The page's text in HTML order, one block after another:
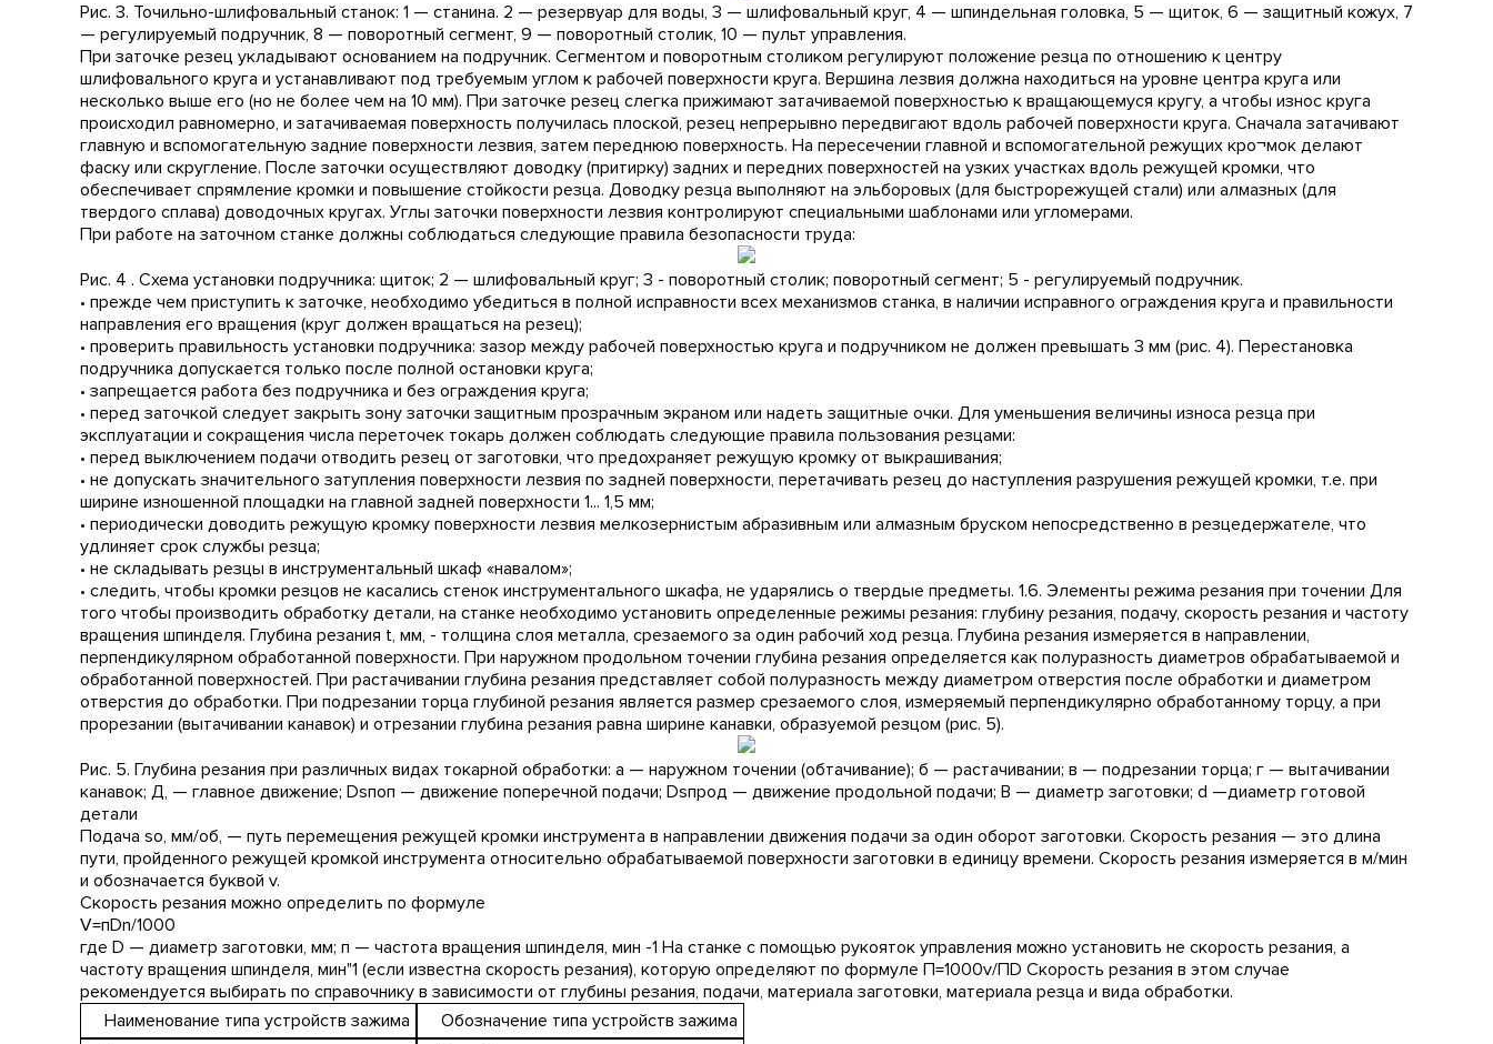
Рис. 3. Точильно-шлифовальный станок: 1 — станина. 2 — резервуар для воды, 3 — шлифовальный круг, 4 — шпиндельная головка, 5 — щиток, 6 — защитный кожух, 7
— регулируемый подручник, 8 — поворотный сегмент, 9 — поворотный столик, 10 — пульт управления.
При заточке резец укладывают основанием на подручник. Сегментом и поворотным столиком регулируют положение резца по отношению к центру
шлифовального круга и устанавливают под требуемым углом к рабочей поверхности круга. Вершина лезвия должна находиться на уровне центра круга или
несколько выше его (но не более чем на 10 мм). При заточке резец слегка прижимают затачиваемой поверхностью к вращающемуся кругу, а чтобы износ круга
происходил равномерно, и затачиваемая поверхность получилась плоской, резец непрерывно передвигают вдоль рабочей поверхности круга. Сначала затачивают
главную и вспомогательную задние поверхности лезвия, затем переднюю поверхность. На пересечении главной и вспомогательной режущих кро¬мок делают
фаску или скругление. После заточки осуществляют доводку (притирку) задних и передних поверхностей на узких участках вдоль режущей кромки, что
обеспечивает спрямление кромки и повышение стойкости резца. Доводку резца выполняют на эльборовых (для быстрорежущей стали) или алмазных (для
твердого сплава) доводочных кругах. Углы заточки поверхности лезвия контролируют специальными шаблонами или угломерами.
При работе на заточном станке должны соблюдаться следующие правила безопасности труда:
Рис. 4 . Схема установки подручника: щиток; 2 — шлифовальный круг; 3 - поворотный столик; поворотный сегмент; 5 - регулируемый подручник.
• прежде чем приступить к заточке, необходимо убедиться в полной исправности всех механизмов станка, в наличии исправного ограждения круга и правильности
направления его вращения (круг должен вращаться на резец);
• проверить правильность установки подручника: зазор между рабочей поверхностью круга и подручником не должен превышать 3 мм (рис. 4). Перестановка
подручника допускается только после полной остановки круга;
• запрещается работа без подручника и без ограждения круга;
• перед заточкой следует закрыть зону заточки защитным прозрачным экраном или надеть защитные очки. Для уменьшения величины износа резца при
эксплуатации и сокращения числа переточек токарь должен соблюдать следующие правила пользования резцами:
• перед выключением подачи отводить резец от заготовки, что предохраняет режущую кромку от выкрашивания;
• не допускать значительного затупления поверхности лезвия по задней поверхности, перетачивать резец до наступления разрушения режущей кромки, т.е. при
ширине изношенной площадки на главной задней поверхности 1... 1,5 мм;
• периодически доводить режущую кромку поверхности лезвия мелкозернистым абразивным или алмазным бруском непосредственно в резцедержателе, что
удлиняет срок службы резца;
• не складывать резцы в инструментальный шкаф «навалом»;
• следить, чтобы кромки резцов не касались стенок инструментального шкафа, не ударялись о твердые предметы. 1.6. Элементы режима резания при точении Для
того чтобы производить обработку детали, на станке необходимо установить определенные режимы резания: глубину резания, подачу, скорость резания и частоту
вращения шпинделя. Глубина резания t, мм, - толщина слоя металла, срезаемого за один рабочий ход резца. Глубина резания измеряется в направлении,
перпендикулярном обработанной поверхности. При наружном продольном точении глубина резания определяется как полуразность диаметров обрабатываемой и
обработанной поверхностей. При растачивании глубина резания представляет собой полуразность между диаметром отверстия после обработки и диаметром
отверстия до обработки. При подрезании торца глубиной резания является размер срезаемого слоя, измеряемый перпендикулярно обработанному торцу, а при
прорезании (вытачивании канавок) и отрезании глубина резания равна ширине канавки, образуемой резцом (рис. 5).
Рис. 5. Глубина резания при различных видах токарной обработки: а — наружном точении (обтачивание); б — растачивании; в — подрезании торца; г — вытачивании
канавок; Д, — главное движение; Dsпоп — движение поперечной подачи; Dsпрод — движение продольной подачи; В — диаметр заготовки; d —диаметр готовой
детали
Подача sо, мм/об, — путь перемещения режущей кромки инструмента в направлении движения подачи за один оборот заготовки. Скорость резания — это длина
пути, пройденного режущей кромкой инструмента относительно обрабатываемой поверхности заготовки в единицу времени. Скорость резания измеряется в м/мин
и обозначается буквой v.
Скорость резания можно определить по формуле
V=пDn/1000
где D — диаметр заготовки, мм; п — частота вращения шпинделя, мин -1 На станке с помощью рукояток управления можно установить не скорость резания, а
частоту вращения шпинделя, мин"1 (если известна скорость резания), которую определяют по формуле П=1000v/ПD Скорость резания в этом случае
рекомендуется выбирать по справочнику в зависимости от глубины резания, подачи, материала заготовки, материала резца и вида обработки.
Наименование типа устройств зажима
Обозначение типа устройств зажима